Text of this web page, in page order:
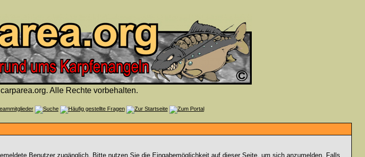
Alle Rechte vorbehalten.
Benutzer zugänglich. Bitte nutzen Sie die Eingabemöglichkeit auf dieser Seite, um sich anzumelden. Falls